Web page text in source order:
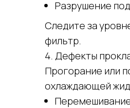
Разрушение
Следите за
фильтр.
4. Дефекты
Прогорание или
охлаждающей